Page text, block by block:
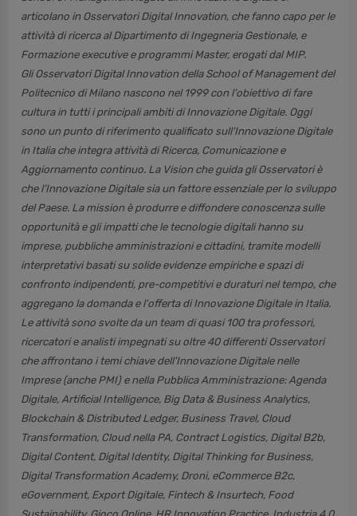
articolano in Osservatori Digital Innovation, che fanno capo per le
attività di ricerca al Dipartimento di Ingegneria Gestionale, e
Formazione executive e programmi Master, erogati dal MIP.
Gli Osservatori Digital Innovation della School of Management del
Politecnico di Milano nascono nel 1999 con l'obiettivo di fare
cultura in tutti i principali ambiti di Innovazione Digitale. Oggi
sono un punto di riferimento qualificato sull'Innovazione Digitale
in Italia che integra attività di Ricerca, Comunicazione e
Aggiornamento continuo. La Vision che guida gli Osservatori è
che l'Innovazione Digitale sia un fattore essenziale per lo sviluppo
del Paese. La mission è produrre e diffondere conoscenza sulle
opportunità e gli impatti che le tecnologie digitali hanno su
imprese, pubbliche amministrazioni e cittadini, tramite modelli
interpretativi basati su solide evidenze empiriche e spazi di
confronto indipendenti, pre-competitivi e duraturi nel tempo, che
aggregano la domanda e l'offerta di Innovazione Digitale in Italia.
Le attività sono svolte da un team di quasi 100 tra professori,
ricercatori e analisti impegnati su oltre 40 differenti Osservatori
che affrontano i temi chiave dell'Innovazione Digitale nelle
Imprese (anche PMI) e nella Pubblica Amministrazione: Agenda
Digitale, Artificial Intelligence, Big Data & Business Analytics,
Blockchain & Distributed Ledger, Business Travel, Cloud
Transformation, Cloud nella PA, Contract Logistics, Digital B2b,
Digital Content, Digital Identity, Digital Thinking for Business,
Digital Transformation Academy, Droni, eCommerce B2c,
eGovernment, Export Digitale, Fintech & Insurtech, Food
Sustainability, Gioco Online, HR Innovation Practice, Industria 4.0,